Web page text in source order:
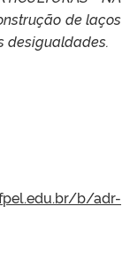
de laços
desigualdades.
b/adr-